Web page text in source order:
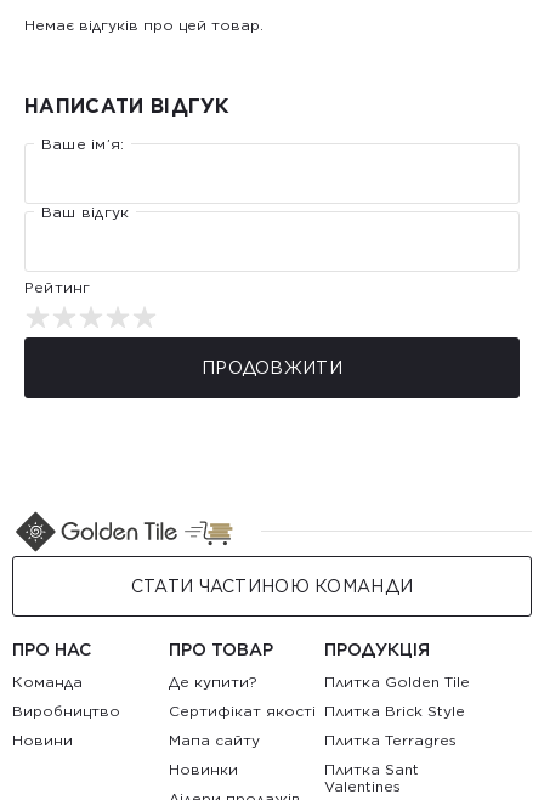
Немає відгуків про цей товар.
НАПИСАТИ ВІДГУК
Ваше ім’я:
Ваш відгук
Рейтинг
ПРОДОВЖИТИ
СТАТИ ЧАСТИНОЮ КОМАНДИ
ПРО НАС
Команда
Виробництво
Новини
ПРО ТОВАР
Де купити?
Сертифікат якості
Мапа сайту
Новинки
ПРОДУКЦІЯ
Плитка Golden Tile
Плитка Brick Style
Плитка Terragres
Плитка Sant
Valentines